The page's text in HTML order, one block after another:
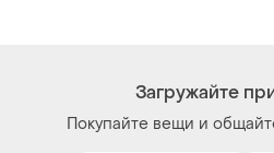
Загружайте
Покупайте вещи и